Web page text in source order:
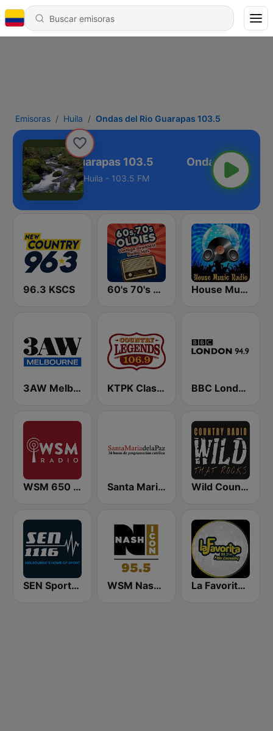
Emisoras Huila Ondas del Rio Guarapas 103.5
del Rio Guarapas 103.5
Huila - 103.5 FM
96.3 KSCS 60's 70's Oldies House Music Radio
3AW Melbourne KTPK Classic Country 106.9 BBC London
WSM 650 AM Santa Maria de la Paz 1560 AM Wild Country Music Radio
SEN Sports 1116 AM WSM Nash Icon 95.5 FM La Favorita 88.3 FM